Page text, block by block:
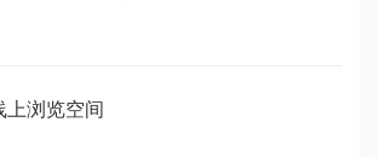
上浏览空间